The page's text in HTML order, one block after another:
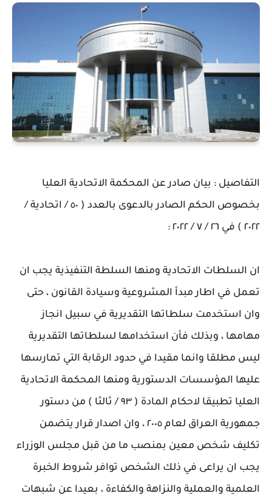
التفاصيل : بيان صادر عن المحكمة الاتحادية العليا
بخصوص الحكم الصادر بالدعوى بالعدد ( ٥٠ / اتحادية /
٢٠٢٢ ) في ٢٦ / ٧ / ٢٠٢٢ :
ان السلطات الاتحادية ومنها السلطة التنفيذية يجب ان
تعمل في اطار مبدأ المشروعية وسيادة القانون ، حتى
وان استخدمت سلطاتها التقديرية في سبيل انجاز
مهامها ، وبذلك فأن استخدامها لسلطاتها التقديرية
ليس مطلقا وانما مقيدا في حدود الرقابة التي تمارسها
عليها المؤسسات الدستورية ومنها المحكمة الاتحادية
العليا تطبيقا لاحكام المادة ( ٩٣ / ثالثا ) من دستور
جمهورية العراق لعام ٢٠٠٥ ، وان اصدار قرار يتضمن
تكليف شخص معين بمنصب ما من قبل مجلس الوزراء
يجب ان يراعى في ذلك الشخص توافر شروط الخبرة
العلمية والعملية والنزاهة والكفاءة ، بعيدا عن شبهات